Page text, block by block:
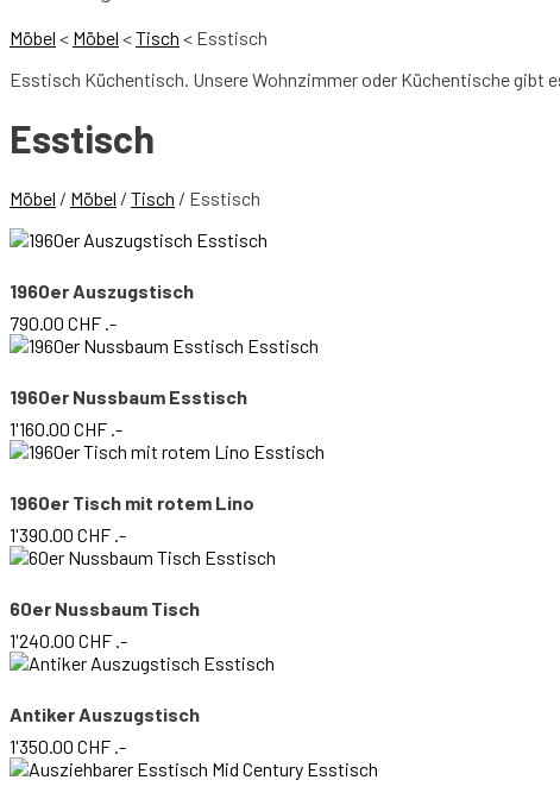
Möbel < Möbel <Tisch < Esstisch
Esstisch Küchentisch. Unsere Wohnzimmer oder Küchentische gibt
Esstisch
Möbel / Möbel / Tisch / Esstisch
1960er Auszugstisch
790.00 CHF .-
1960er Nussbaum Esstisch
1'160.00 CHF .-
1960er Tisch mit rotem Lino
1'390.00 CHF .-
60er Nussbaum Tisch
1'240.00 CHF .-
Antiker Auszugstisch
1'350.00 CHF .-